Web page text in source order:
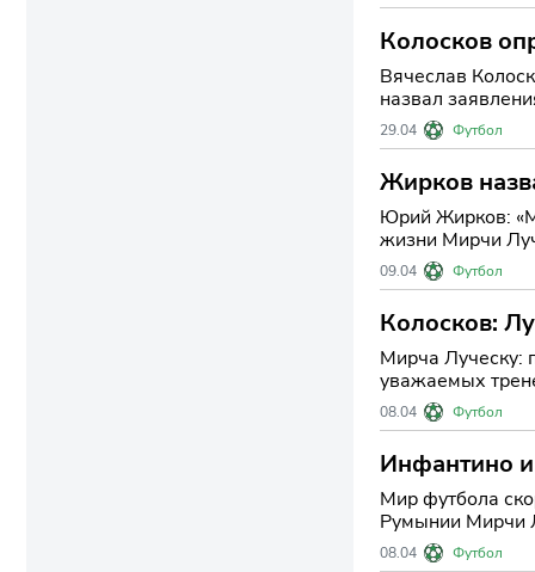
Колосков
Вячеслав
назвал
Вокруг фигуры
29.04 Футбол
Жирков
Юрий Жирков:
жизни Мирчи
трофеев, но и бла
09.04 Футбол
Колосков:
Мирча Луческу:
уважаемых
последователей.
08.04 Футбол
Инфантино
Мир футбола
Румынии Мирчи
выдающихся
08.04 Футбол